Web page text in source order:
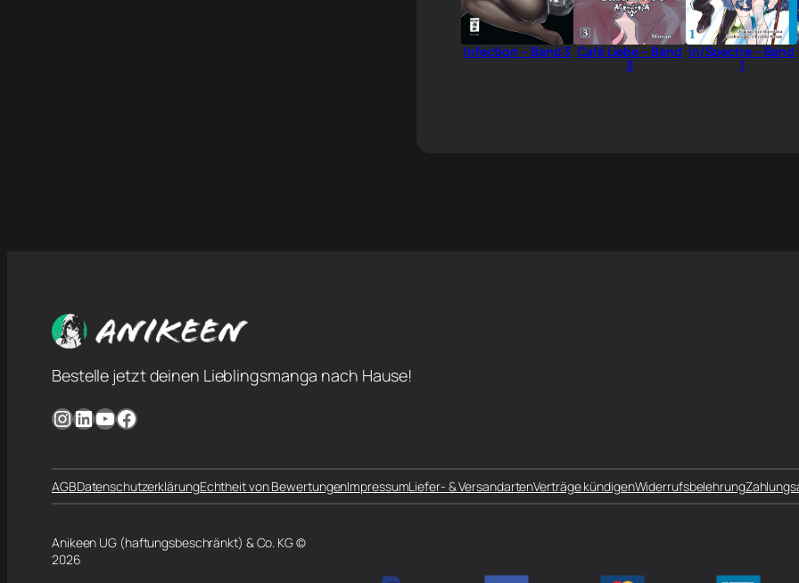
Infection – Band 3 Café Liebe – Band
3
In/Spectre – Band
1
Bestelle jetzt deinen Lieblingsmanga nach Hause!
InstagramLinkedIn YouTube Facebook
AGBDatenschutzerklärungEchtheit von BewertungenImpressumLiefer- & VersandartenVerträge kündigenWiderrufsbelehrung
Anikeen UG (haftungsbeschränkt) & Co. KG ©
2026